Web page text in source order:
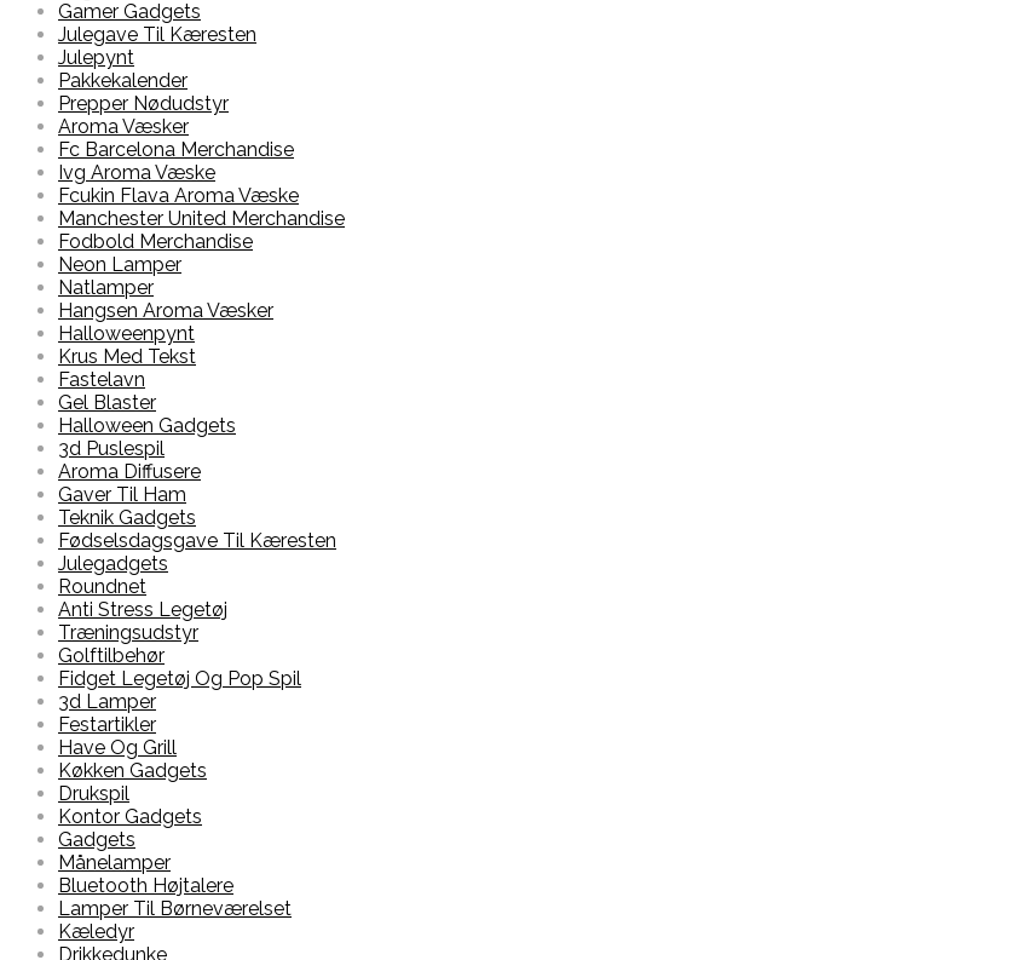
Gamer Gadgets
Julegave Til Kæresten
Julepynt
Pakkekalender
Prepper Nødudstyr
Aroma Væsker
Fc Barcelona Merchandise
Ivg Aroma Væske
Fcukin Flava Aroma Væske
Manchester United Merchandise
Fodbold Merchandise
Neon Lamper
Natlamper
Hangsen Aroma Væsker
Halloweenpynt
Krus Med Tekst
Fastelavn
Gel Blaster
Halloween Gadgets
3d Puslespil
Aroma Diffusere
Gaver Til Ham
Teknik Gadgets
Fødselsdagsgave Til Kæresten
Julegadgets
Roundnet
Anti Stress Legetøj
Træningsudstyr
Golftilbehør
Fidget Legetøj Og Pop Spil
3d Lamper
Festartikler
Have Og Grill
Køkken Gadgets
Drukspil
Kontor Gadgets
Gadgets
Månelamper
Bluetooth Højtalere
Lamper Til Børneværelset
Kæledyr
Drikkedunke